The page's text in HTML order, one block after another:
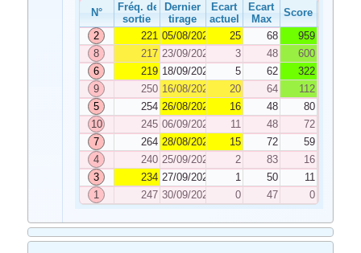
N°
Fréq. de
sortie
Dernier
tirage
Ecart
actuel
Ecart
Max
Score
2
221 05/08/2023 25 68
959
8
217 23/09/2023 3 48
600
6
219 18/09/2023 5 62
322
9
250 16/08/2023 20 64
112
5
254 26/08/2023 16 48
80
10
245 06/09/2023 11 48
72
7
264 28/08/2023 15 72
59
4
240 25/09/2023 2 83
16
3
234 27/09/2023 1 50
11
1
247 30/09/2023 0 47 0